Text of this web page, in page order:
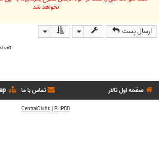
نخواهد شد
ارسال پست
صفحه اول تالار تماس با ما
PHPBB
|
CentralClubs